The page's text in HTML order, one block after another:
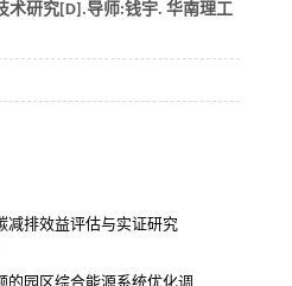
术研究[D].导师:钱宇. 华南理工